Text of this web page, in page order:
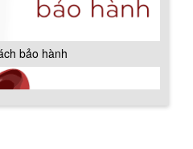
bảo hành
TỐI ƯU CHI PHÍ SẢN XUẤT VỚI MÁY TRỘN
CÔNG NGHIỆP HIỆN ĐẠI
phá cách máy trộn sơn công
giúp doanh nghiệp tiết kiệm